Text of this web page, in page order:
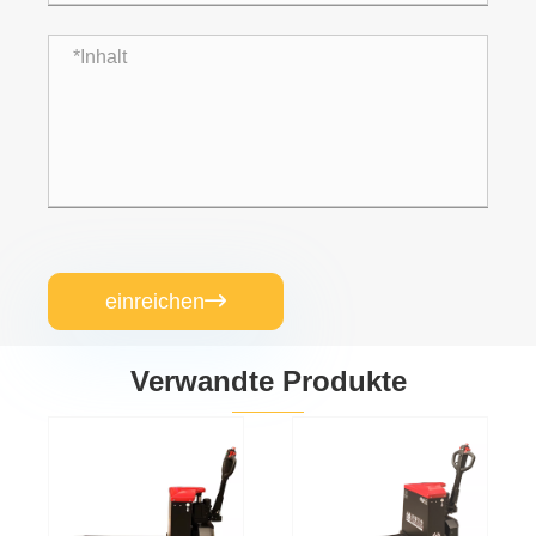
einreichen
Verwandte Produkte
Palettenbuchse
mit integrierter